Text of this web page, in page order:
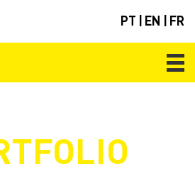
PT EN FR